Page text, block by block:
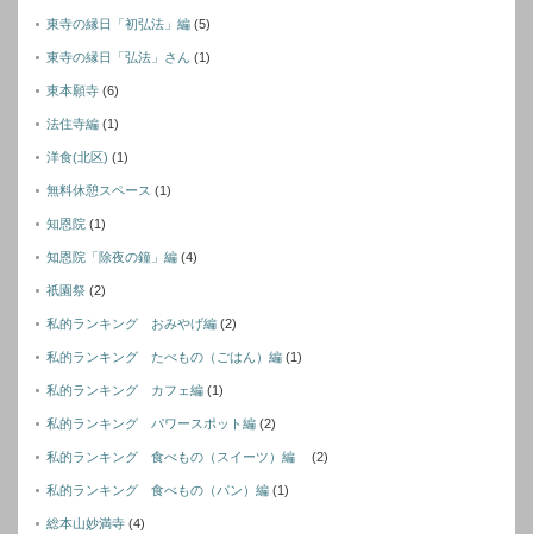
東寺の縁日「初弘法」編 (5)
東寺の縁日「弘法」さん (1)
東本願寺 (6)
法住寺編 (1)
洋食(北区) (1)
無料休憩スペース (1)
知恩院 (1)
知恩院「除夜の鐘」編 (4)
祇園祭 (2)
私的ランキング おみやげ編 (2)
私的ランキング たべもの（ごはん）編 (1)
私的ランキング カフェ編 (1)
私的ランキング パワースポット編 (2)
私的ランキング 食べもの（スイーツ）編 (2)
私的ランキング 食べもの（パン）編 (1)
総本山妙満寺 (4)